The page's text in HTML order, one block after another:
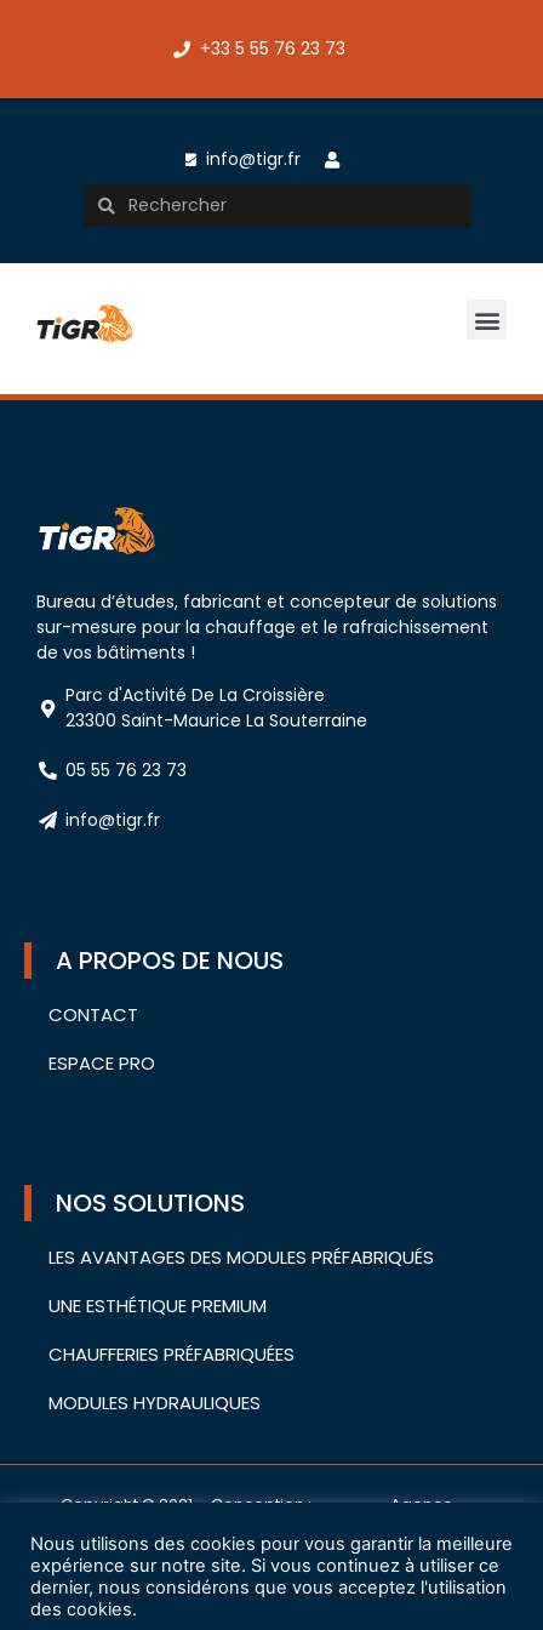
+33 5 55 76 23 73
info@tigr.fr
Bureau d’études, fabricant et concepteur de solutions
sur-mesure pour la chauffage et le rafraichissement
de vos bâtiments !
Parc d'Activité De La Croissière
23300 Saint-Maurice La Souterraine
05 55 76 23 73
info@tigr.fr
A PROPOS DE NOUS
CONTACT
ESPACE PRO
NOS SOLUTIONS
LES AVANTAGES DES MODULES PRÉFABRIQUÉS
UNE ESTHÉTIQUE PREMIUM
CHAUFFERIES PRÉFABRIQUÉES
MODULES HYDRAULIQUES
Copyright © 2021 – Conception : Agencecwa
Mentions légales
Charte de protection des données à caractère personnel
Nous utilisons des cookies pour vous garantir la meilleure
expérience sur notre site. Si vous continuez à utiliser ce
dernier, nous considérons que vous acceptez l'utilisation
des cookies.